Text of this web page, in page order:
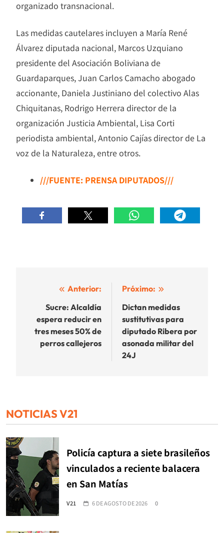
organizado transnacional.
Las medidas cautelares incluyen a María René
Álvarez diputada nacional, Marcos Uzquiano
presidente del Asociación Boliviana de
Guardaparques, Juan Carlos Camacho abogado
accionante, Daniela Justiniano del colectivo Alas
Chiquitanas, Rodrigo Herrera director de la
organización Justicia Ambiental, Lisa Corti
periodista ambiental, Antonio Cajías director de La
voz de la Naturaleza, entre otros.
///FUENTE: PRENSA DIPUTADOS///
Navegación
entradas
Anterior:
Sucre: Alcaldía
espera reducir en
tres meses 50% de
perros callejeros
Próximo:
Dictan medidas
sustitutivas para
diputado Ribera por
asonada militar del
24J
NOTICIAS V21
Policía captura a siete brasileños
vinculados a reciente balacera
en San Matías
V21 6 DE AGOSTO DE 2026 0